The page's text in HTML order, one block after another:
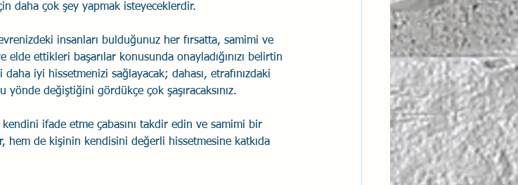
daha çok şey yapmak isteyeceklerdir.
insanları bulduğunuz her fırsatta, samimi ve
ettikleri başarılar konusunda onayladığınızı belirtin
iyi hissetmenizi sağlayacak; dahası, etrafınızdaki
yönde değiştiğini gördükçe çok şaşıracaksınız.
ifade etme çabasını takdir edin ve samimi bir
de kişinin kendisini değerli hissetmesine katkıda